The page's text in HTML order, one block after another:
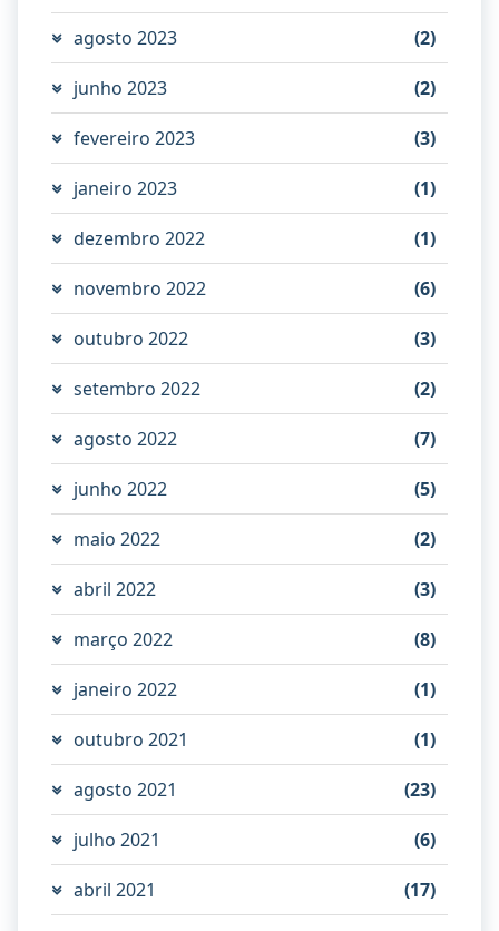
agosto 2023 (2)
junho 2023 (2)
fevereiro 2023 (3)
janeiro 2023 (1)
dezembro 2022 (1)
novembro 2022 (6)
outubro 2022 (3)
setembro 2022 (2)
agosto 2022 (7)
junho 2022 (5)
maio 2022 (2)
abril 2022 (3)
março 2022 (8)
janeiro 2022 (1)
outubro 2021 (1)
agosto 2021 (23)
julho 2021 (6)
abril 2021 (17)